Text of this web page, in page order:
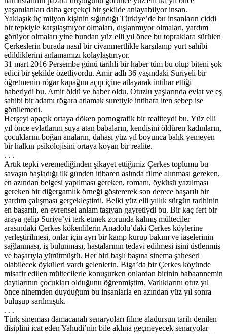
yaşanılanları daha gerçekçi bir şekilde anlayabilyor insan.
Yaklaşık üç milyon kişinin sığındığı Türkiye’de bu insanların ciddi
bir tepkiyle karşılaşmıyor olmaları, dışlanmıyor olmaları, yardım
görüyor olmaları yine bundan yüz elli yıl önce bu topraklara sürülen
Çerkeslerin burada nasıl bir civanmertlikle karşılanıp yurt sahibi
edildiklerini anlamamızı kolaylaştırıyor.
31 mart 2016 Perşembe günü tarihli bir haber tüm bu olup biteni şok
edici bir şekilde özetliyordu. Amir adlı 36 yaşındaki Suriyeli bir
öğretmenin rögar kapağını açıp içine atlayarak intihar ettiği
haberiydi bu. Amir öldü ve haber oldu. Otuzlu yaşlarında evlat ve eş
sahibi bir adamı rögara atlamak suretiyle intihara iten sebep ise
görülemedi.
Herşeyi apaçık ortaya döken pornografik bir realiteydi bu. Yüz elli
yıl önce evlatlarını suya atan babaların, kendisini öldüren kadınların,
çocuklarını boğan anaların, dahası yüz yıl boyunca balık yemeyen
bir halkın psikolojisini ortaya koyan bir realite.
. . .
Artık tepki veremediğinden şikayet ettiğimiz Çerkes toplumu bu
savaşın başladığı ilk günden itibaren aslında filme alınması gereken,
en azından belgesi yapılması gereken, romanı, öyküsü yazılması
gereken bir diğergamlık örneği göstererek son derece başarılı bir
yardım çalışması gerçekleştirdi. Belki yüz elli yıllık sürgün tarihinin
en başarılı, en evrensel anlam taşıyan gayretiydi bu. Bir kaç fert bir
araya gelip Suriye’yi terk etmek zorunda kalmış mülteciler
arasındaki Çerkes kökenlilerin Anadolu’daki Çerkes köylerine
yerleştirilmesi, onlar için ayrı bir kamp kurup bakım ve iaşelerinin
sağlanması, iş bulunması, hastalarının tedavi edilmesi işini üstlenmiş
ve başarıyla yürütmüştü. Her biri başlı başına sinema şaheseri
olabilecek öyküleri vardı gelenlerin. Biga’da bir Çerkes köyünde
misafir edilen mültecilerle konuşurken onlardan birinin babaannemin
dayılarının çocukları olduğunu öğrenmiştim. Varlıklarını otuz yıl
önce ninemden duyduğum bu insanlarla en azından yüz yıl sonra
buluşup sarılmıştık.
. . .
Türk sineması damacanalı senaryoları filme aladursun tarih denilen
disiplini icat eden Yahudi’nin bile aklına geçmeyecek senaryolar